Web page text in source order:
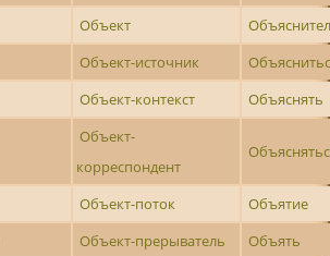
Объект
Объект-источник
Объект-контекст Объяснять
Объект-
корреспондент
Объект-поток
Объятие
Объект-прерыватель
Объять